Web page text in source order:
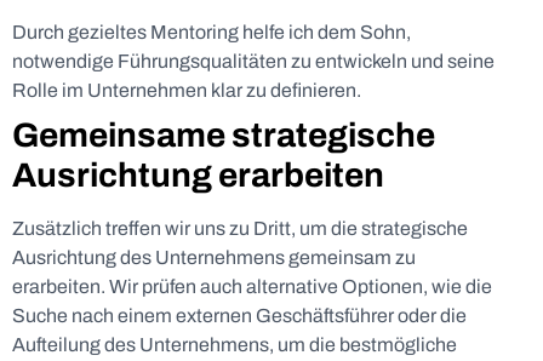
Durch gezieltes Mentoring helfe ich dem Sohn,
notwendige Führungsqualitäten zu entwickeln und seine
Rolle im Unternehmen klar zu definieren.
Gemeinsame strategische
Ausrichtung erarbeiten
Zusätzlich treffen wir uns zu Dritt, um die strategische
Ausrichtung des Unternehmens gemeinsam zu
erarbeiten. Wir prüfen auch alternative Optionen, wie die
Suche nach einem externen Geschäftsführer oder die
Aufteilung des Unternehmens, um die bestmögliche